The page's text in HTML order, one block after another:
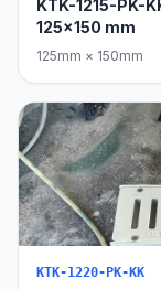
KTK-1215-PK-
125x150 mm
125mm × 150mm
KTK-1220-PK-KK